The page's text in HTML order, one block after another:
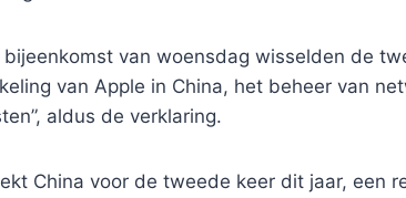
van woensdag wisselden de
van Apple in China, het beheer van
aldus de verklaring.
China voor de tweede keer dit jaar, een